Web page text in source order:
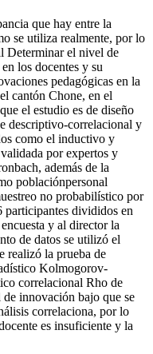
que hay entre la
se utiliza realmente, por lo
Determinar el nivel de
los docentes y su
pedagógicas en la
cantón Chone, en el
el estudio es de diseño
descriptivo-correlacional y
como el inductivo y
por expertos y
además de la
poblaciónpersonal
no probabilístico por
participantes divididos en
y al director la
de datos se utilizó el
realizó la prueba de
Kolmogorov-
correlacional Rho de
innovación bajo que se
correlaciona, por lo
es insuficiente y la